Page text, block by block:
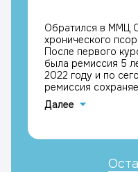
Обратился в ММЦ
хронического
После первого
была ремиссия 5
2022 году и по
ремиссия
с благодарностью
Каримовой Галине
Далее